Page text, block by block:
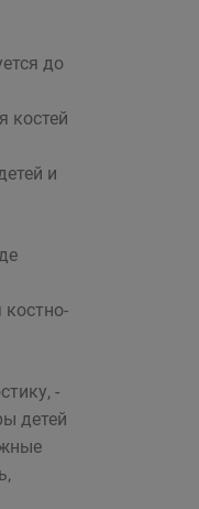
до
костей
и
-
детей